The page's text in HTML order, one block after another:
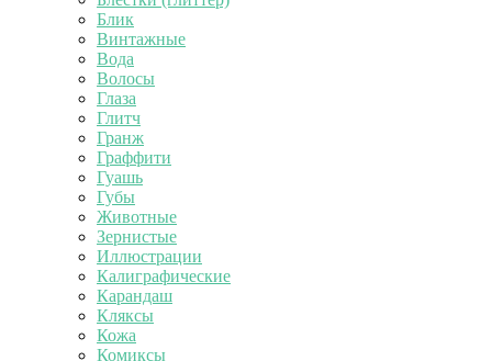
Блик
Винтажные
Вода
Волосы
Глаза
Глитч
Гранж
Граффити
Гуашь
Губы
Животные
Зернистые
Иллюстрации
Калиграфические
Карандаш
Кляксы
Кожа
Комиксы